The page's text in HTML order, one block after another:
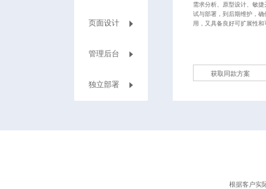
页面设计
管理后台
独立部署
需求分析、原型设计、敏捷
试与部署，到后期维护，确
用，又具备良好可扩展性和
获取同款方案
根据客户实